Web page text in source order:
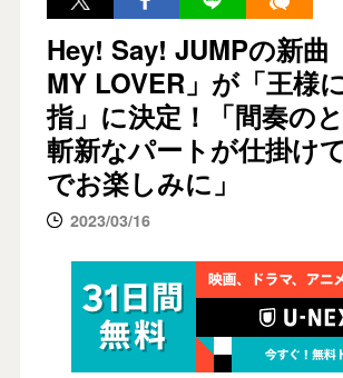
Hey! Say! JUMPの新曲
MY LOVER」が「王様
指」に決定！「間奏の
斬新なパートが仕掛け
でお楽しみに」
2023/03/16